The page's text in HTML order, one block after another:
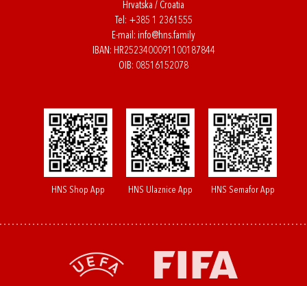
Hrvatska / Croatia
Tel: +385 1 2361555
E-mail: info@hns.family
IBAN: HR2523400091100187844
OIB: 08516152078
HNS Shop App HNS Ulaznice App HNS Semafor App